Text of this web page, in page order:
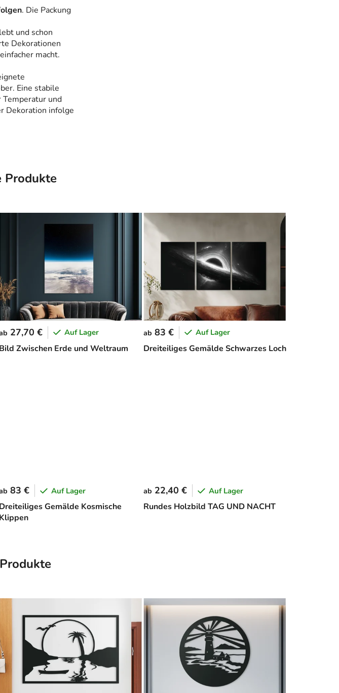
. Die Packung
und schon
Dekorationen
macht.
Eine stabile
Temperatur und
Dekoration infolge
Produkte
Bild Zwischen Erde und Weltraum
27,70 € Auf Lager
Dreiteiliges Gemälde Schwarzes Loch
ab 83 € Auf Lager
Dreiteiliges Gemälde Kosmische
Klippen
83 € Auf Lager
Rundes Holzbild TAG UND NACHT
ab 22,40 € Auf Lager